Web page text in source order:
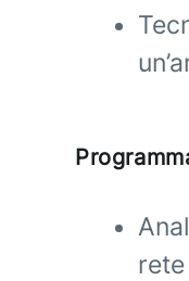
rete